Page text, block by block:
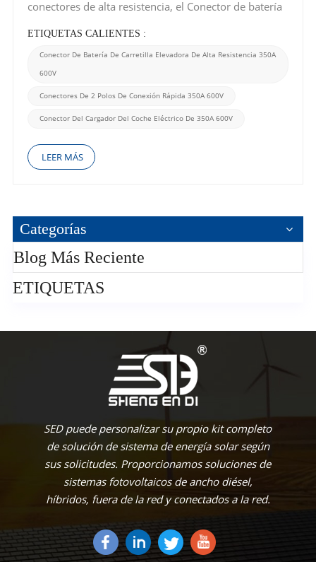
conectores de alta resistencia, el Conector de batería
Diseñado para cumplir con los exigentes requisitos
que garantiza conexiones de alimentación con...
ETIQUETAS CALIENTES :
Conector De Batería De Carretilla Elevadora De Alta Resistencia 350A
600V
Conectores De 2 Polos De Conexión Rápida 350A 600V
Conector Del Cargador Del Coche Eléctrico De 350A 600V
LEER MÁS
Categorías
Blog Más Reciente
ETIQUETAS
SED puede personalizar su propio kit completo
de solución de sistema de energía solar según
sus solicitudes. Proporcionamos soluciones de
sistemas fotovoltaicos de ancho diésel,
híbridos, fuera de la red y conectados a la red.